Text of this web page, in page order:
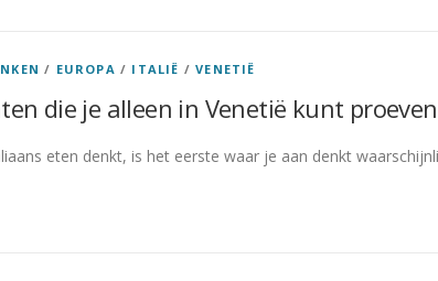
/ EUROPA / ITALIË /VENETIË
die je alleen in Venetië kunt proeven
eten denkt, is het eerste waar je aan denkt